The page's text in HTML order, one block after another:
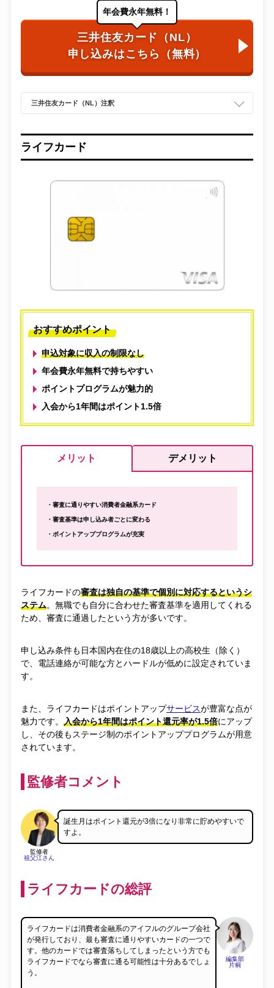
年会費永年無料！
三井住友カード（NL）
申し込みはこちら（無料）
三井住友カード（NL）注釈
ライフカード
おすすめポイント
申込対象に収入の制限なし
年会費永年無料で持ちやすい
ポイントプログラムが魅力的
入会から1年間はポイント1.5倍
メリット デメリット
・審査に通りやすい消費者金融系カード
・審査基準は申し込み者ごとに変わる
・ポイントアッププログラムが充実
ライフカードの審査は独自の基準で個別に対応するというシ
ステム。無職でも自分に合わせた審査基準を適用してくれる
ため、審査に通過したという方が多いです。
申し込み条件も日本国内在住の18歳以上の高校生（除く）
で、電話連絡が可能な方とハードルが低めに設定されていま
す。
また、ライフカードはポイントアップサービスが豊富な点が
魅力です。 入会から1年間はポイント還元率が1.5倍にアップ
し、その後もステージ制のポイントアッププログラムが用意
されています。
監修者コメント
監修者
祖父江さん
誕生月はポイント還元が3倍になり非常に貯めやすいで
すよ。
ライフカードの総評
編集部
片桐
ライフカードは消費者金融系のアイフルのグループ会社
が発行しており、最も審査に通りやすいカードの一つで
す。他のカードでは審査落ちしてしまったという方でも
ライフカードでなら審査に通る可能性は十分あるでしょ
う。